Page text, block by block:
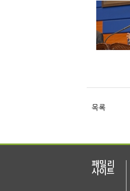
목록
패밀리
사이트